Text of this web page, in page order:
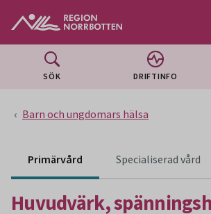
SÖK DRIFTINFO
Barn och ungdomars hälsa
Primärvård Specialiserad vård
Huvudvärk,